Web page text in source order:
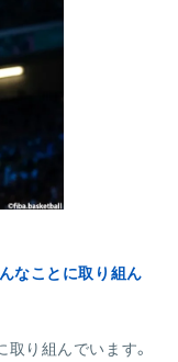
なことに取り組ん
り組んでいます。